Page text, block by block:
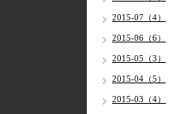
2015-07（4）
2015-06（6）
2015-05（3）
2015-04（5）
2015-03（4）